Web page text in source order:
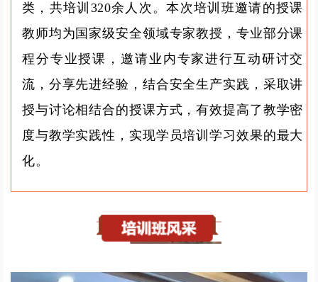
类，共培训320余人次。本次培训班邀请的授课
教师均为国家级安全领域专家教授，专业部分课
程分专业授课，邀请业内专家进行互动研讨交
流，分享先进经验，结合安全生产实践，采取讲
授与讨论相结合的授课方式，有效提高了教学密
度与教学实践性，实现学员培训学习效果的最大
化。